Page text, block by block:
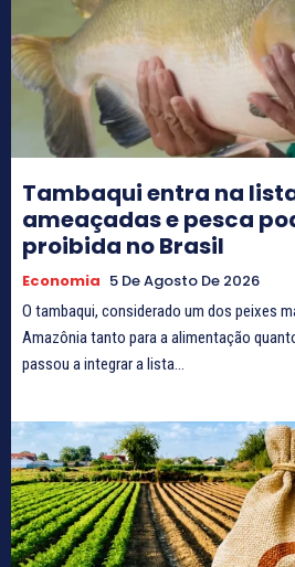
Tambaqui entra na
ameaçadas e pesca
proibida no Brasil
Economia 5 De Agosto De 2026
O tambaqui, considerado um dos peixes
Amazônia tanto para a alimentação
passou a integrar a lista...